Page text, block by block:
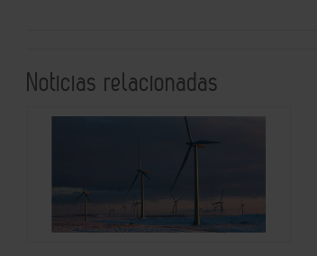
Noticias relacionadas